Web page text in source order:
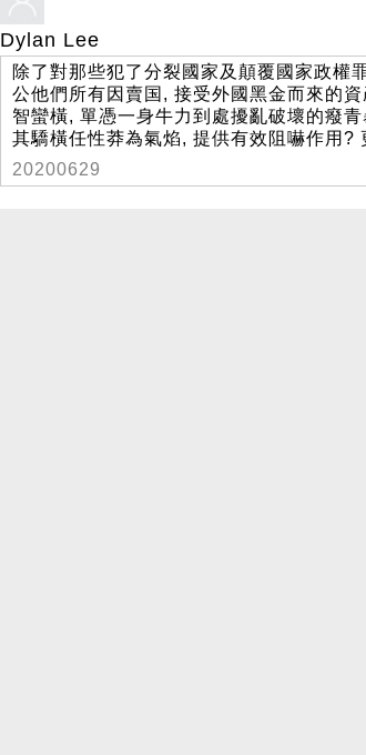
Dylan Lee
除了對那些犯了分裂國家及顛覆國家政權
公他們所有因賣国, 接受外國黑金而來的
智蠻橫, 單憑一身牛力到處擾亂破壞的癈
其驕橫任性莽為氣焰, 提供有效阻嚇作用?
20200629